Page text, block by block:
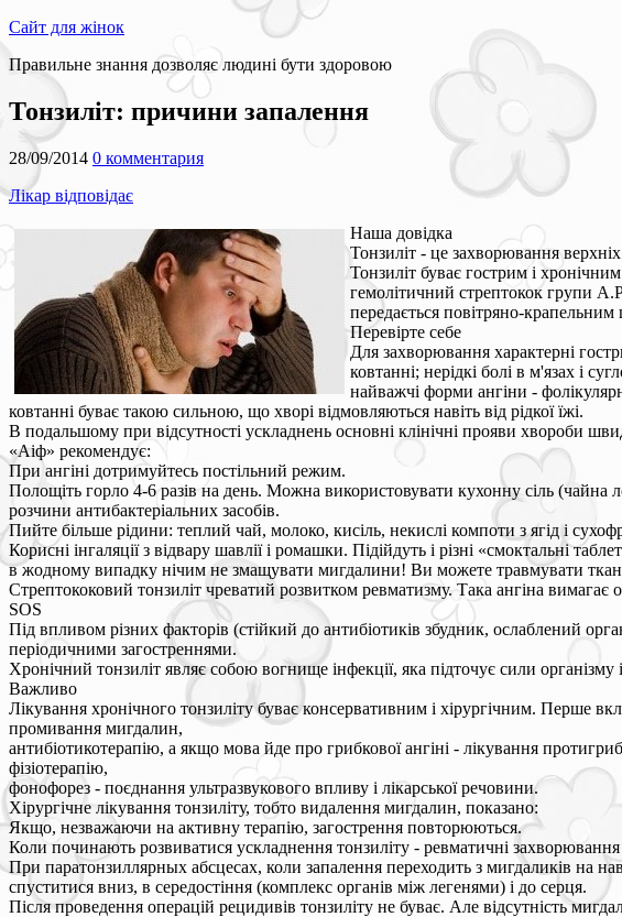
Сайт для жінок
Правильне знання дозволяє людині бути здоровою
Тонзиліт: причини запалення
28/09/2014 0 комментария
Лікар відповідає
Наша довідка
Тонзиліт - це захворювання
Тонзиліт буває гострим і
гемолітичний стрептокок групи
передається повітряно-
Перевірте себе
Для захворювання характерні
ковтанні; нерідкі болі в м'язах і
найважчі форми ангіни -
ковтанні буває такою сильною, що хворі відмовляються навіть від рідкої їжі.
В подальшому при відсутності ускладнень основні клінічні прояви хвороби
«Аіф» рекомендує:
При ангіні дотримуйтесь постільний режим.
Полощіть горло 4-6 разів на день. Можна використовувати кухонну сіль (чайна
розчини антибактеріальних засобів.
Пийте більше рідини: теплий чай, молоко, кисіль, некислі компоти з ягід і
Корисні інгаляції з відвару шавлії і ромашки. Підійдуть і різні «смоктальні
в жодному випадку нічим не змащувати мигдалини! Ви можете травмувати
Стрептококовий тонзиліт чреватий розвитком ревматизму. Така ангіна вимагає
SOS
Під впливом різних факторів (стійкий до антибіотиків збудник, ослаблений
періодичними загостреннями.
Хронічний тонзиліт являє собою вогнище інфекції, яка підточує сили
Важливо
Лікування хронічного тонзиліту буває консервативним і хірургічним. Перше
промивання мигдалин,
антибіотикотерапію, а якщо мова йде про грибкової ангіні - лікування
фізіотерапію,
фонофорез - поєднання ультразвукового впливу і лікарської речовини.
Хірургічне лікування тонзиліту, тобто видалення мигдалин, показано:
Якщо, незважаючи на активну терапію, загострення повторюються.
Коли починають розвиватися ускладнення тонзиліту - ревматичні
При паратонзиллярных абсцесах, коли запалення переходить з мигдаликів на
спуститися вниз, в середостіння (комплекс органів між легенями) і до серця.
Після проведення операцій рецидивів тонзиліту не буває. Але відсутність